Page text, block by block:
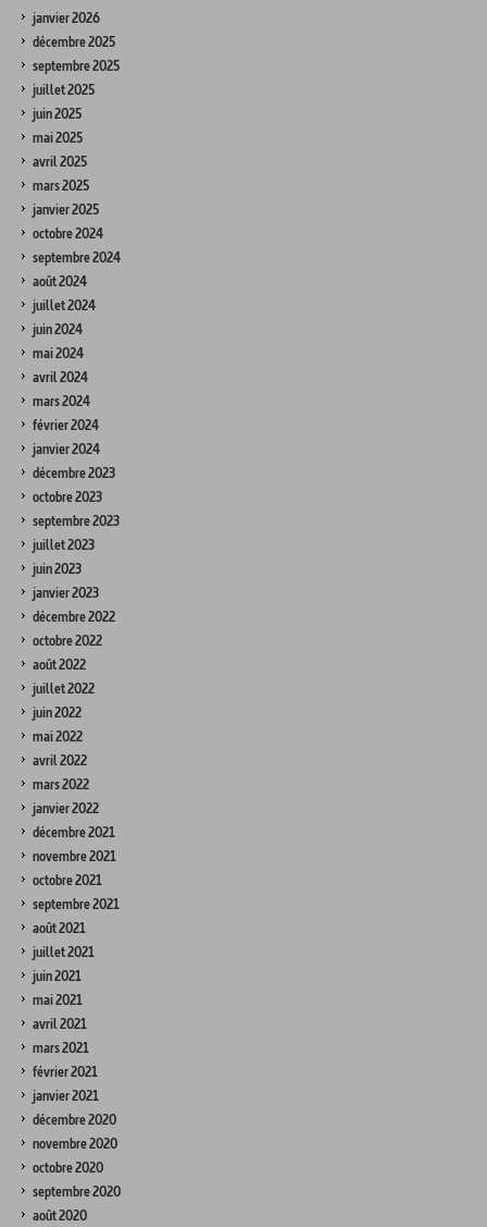
janvier 2026
décembre 2025
septembre 2025
juillet 2025
juin 2025
mai 2025
avril 2025
mars 2025
janvier 2025
octobre 2024
septembre 2024
août 2024
juillet 2024
juin 2024
mai 2024
avril 2024
mars 2024
février 2024
janvier 2024
décembre 2023
octobre 2023
septembre 2023
juillet 2023
juin 2023
janvier 2023
décembre 2022
octobre 2022
août 2022
juillet 2022
juin 2022
mai 2022
avril 2022
mars 2022
janvier 2022
décembre 2021
novembre 2021
octobre 2021
septembre 2021
août 2021
juillet 2021
juin 2021
mai 2021
avril 2021
mars 2021
février 2021
janvier 2021
décembre 2020
novembre 2020
octobre 2020
septembre 2020
août 2020